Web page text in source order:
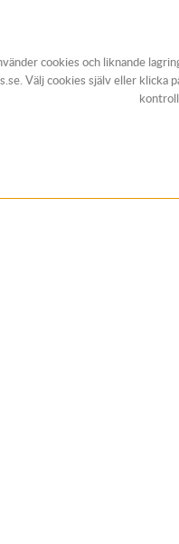
cookies och liknande
Välj cookies själv eller klicka